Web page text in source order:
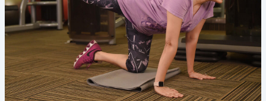
⚖️ Vergleich & Rechner
Krankenkassenvergleich
Krankenkassenrechner
↔ Wechsel
Krankenkassenwechsel
Kündigung